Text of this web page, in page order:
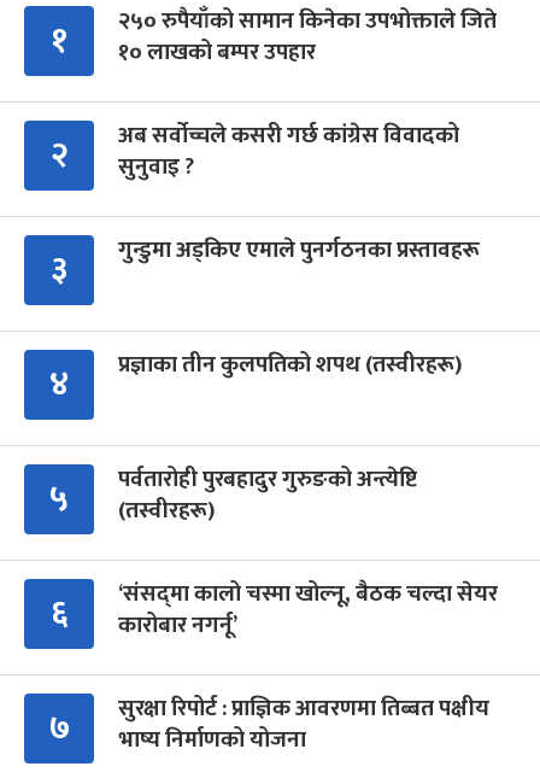
१
२५० रुपैयाँको सामान किनेका उपभोक्ताले जिते
१० लाखको बम्पर उपहार
२
अब सर्वोच्चले कसरी गर्छ कांग्रेस विवादको
सुनुवाइ ?
३ गुन्डुमा अड्किए एमाले पुनर्गठनका प्रस्तावहरू
४ प्रज्ञाका तीन कुलपतिको शपथ (तस्वीरहरू)
५
पर्वतारोही पुरबहादुर गुरुङको अन्त्येष्टि
(तस्वीरहरू)
६
‘संसद्‍मा कालो चस्मा खोल्नू, बैठक चल्दा सेयर
कारोबार नगर्नू’
७
सुरक्षा रिपोर्ट : प्राज्ञिक आवरणमा तिब्बत पक्षीय
भाष्य निर्माणको योजना